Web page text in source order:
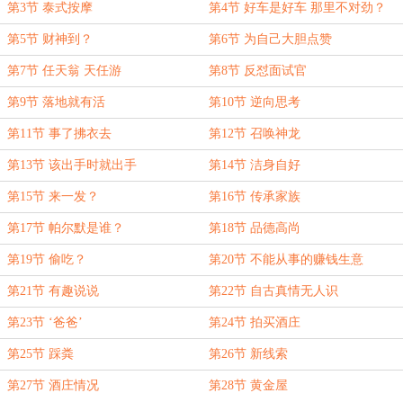
第3节 泰式按摩 第4节 好车是好车 那里不对劲？
第5节 财神到？ 第6节 为自己大胆点赞
第7节 任天翁 天任游 第8节 反怼面试官
第9节 落地就有活 第10节 逆向思考
第11节 事了拂衣去 第12节 召唤神龙
第13节 该出手时就出手 第14节 洁身自好
第15节 来一发？ 第16节 传承家族
第17节 帕尔默是谁？ 第18节 品德高尚
第19节 偷吃？ 第20节 不能从事的赚钱生意
第21节 有趣说说 第22节 自古真情无人识
第23节 ‘爸爸’ 第24节 拍买酒庄
第25节 踩粪 第26节 新线索
第27节 酒庄情况 第28节 黄金屋